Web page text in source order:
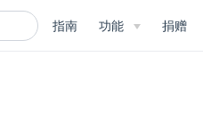
指南 功能 捐赠